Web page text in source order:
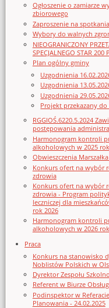
Ogłoszenie o zamiarze
zbiorowego
Zaproszenie na
Wybory do walnych
NIEOGRANICZONY
SPECJALNEGO STAR 200
Plan ogólny gminy
Uzgodnienia
Uzgodnienia
Uzgodnienia
Projekt przekazany
RGGIOŚ.6220.5.2024
postępowania
Harmonogram kontroli
alkoholowych w 2025
Obwieszczenia
Konkurs ofert na wybór
zdrowia
Konkurs ofert na wybór
zdrowia - Program
leczniczej dla
rok 2026
Harmonogram kontroli
alkoholowych w 2026
Praca
Konkurs na stanowisko
Noblistów Polskich w
Dyrektor Zespołu
Referent w Biurze
Podinspektor w
Planowania - 24.02.2025